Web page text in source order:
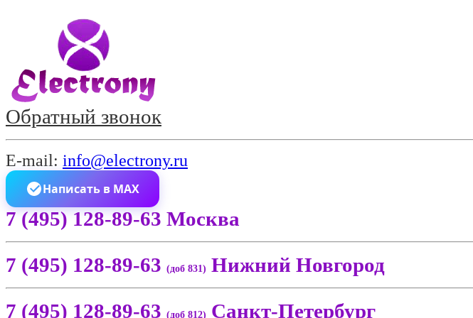
Обратный звонок
E-mail: info@electrony.ru
Написать в MAX
7 (495) 128-89-63 Москва
7 (495) 128-89-63 (доб 831) Нижний Новгород
7 (495) 128-89-63 (доб 812) Санкт-Петербург